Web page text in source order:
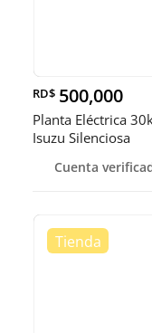
RD$ 500,000
Planta Eléctrica
Isuzu Silenciosa
Cuenta